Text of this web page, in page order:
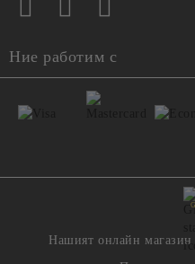
Ние работим с
Нашият онлайн магазин